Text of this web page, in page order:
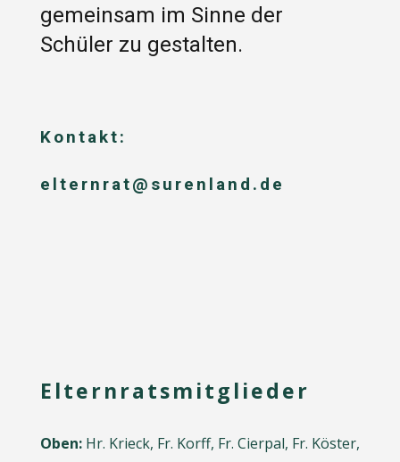
gemeinsam im Sinne der
Schüler zu gestalten.
Kontakt:
elternrat@surenland.de
Elternratsmitglieder
Oben: Hr. Krieck, Fr. Korff, Fr. Cierpal, Fr. Köster,